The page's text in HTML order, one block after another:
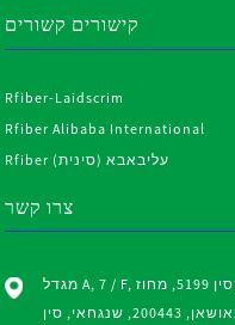
קישורים קשורים
Rfiber-Laidscrim
Rfiber Alibaba International
Rfiber עליבאבא (סינית)
צרו קשר
מגדל A, 7 / F, בניין 1, בניין יאנוס פורצ'ן, דרך גונגהקסין 5199, מחוז
200443, שנגחאי, סין